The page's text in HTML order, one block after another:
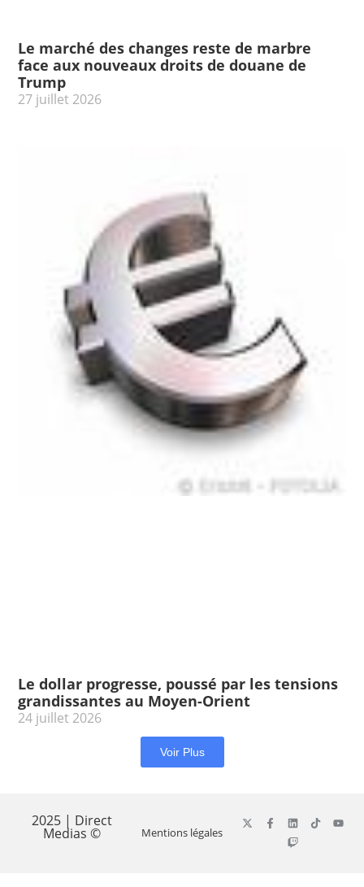
Le marché des changes reste de marbre
face aux nouveaux droits de douane de
Trump
27 juillet 2026
Le dollar progresse, poussé par les tensions
grandissantes au Moyen-Orient
24 juillet 2026
Voir Plus
2025 | Direct
Medias © Mentions légales